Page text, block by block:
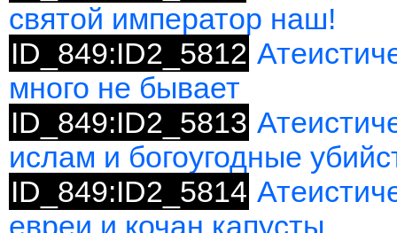
святой император наш!
ID_849:ID2_5812
много не бывает
ID_849:ID2_5813
ислам и богоугодные
ID_849:ID2_5814
евреи и кочан капусты